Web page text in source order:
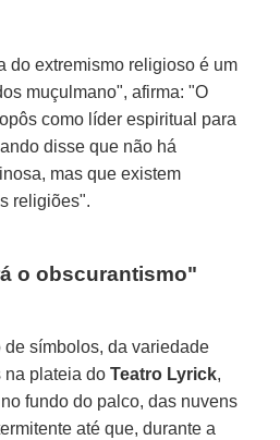
do extremismo religioso é um
muçulmano", afirma: "O
como líder espiritual para
disse que não há
mas que existem
religiões".
o obscurantismo"
de símbolos, da variedade
na plateia doTeatro Lyrick,
fundo do palco, das nuvens
até que, durante a